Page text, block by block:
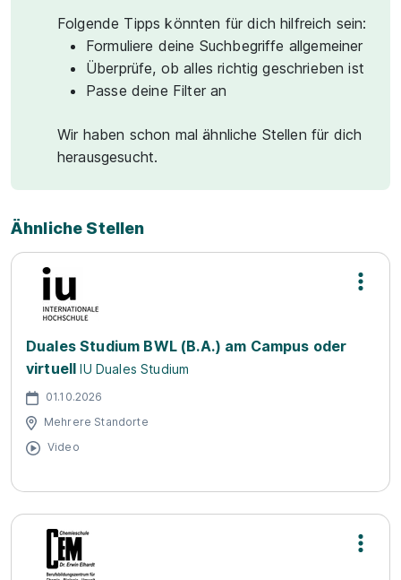
Folgende Tipps könnten für dich hilfreich sein:
Formuliere deine Suchbegriffe allgemeiner
Überprüfe, ob alles richtig geschrieben ist
Passe deine Filter an
Wir haben schon mal ähnliche Stellen für dich
herausgesucht.
Ähnliche Stellen
Duales Studium BWL (B.A.) am Campus oder
virtuell IU Duales Studium
01.10.2026
Mehrere Standorte
Video